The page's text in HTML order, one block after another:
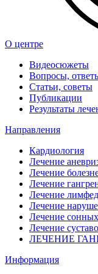
О центре
Видеосюжеты
Вопросы,
Статьи, советы
Публикации
Результаты
Направления
Кардиология
Лечение
Лечение
Лечение
Лечение
Лечение
Лечение
Лечение
ЛЕЧЕНИЕ
Информация